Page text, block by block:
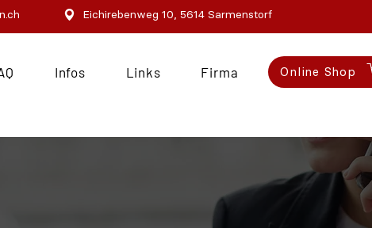
Eichirebenweg 10, 5614 Sarmenstorf
Infos Links Firma Online Shop